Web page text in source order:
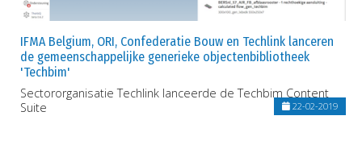
IFMA Belgium, ORI, Confederatie Bouw en Techlink lanceren
de gemeenschappelijke generieke objectenbibliotheek
'Techbim'
Sectororganisatie Techlink lanceerde de Techbim Content
Suite
22-02-2019